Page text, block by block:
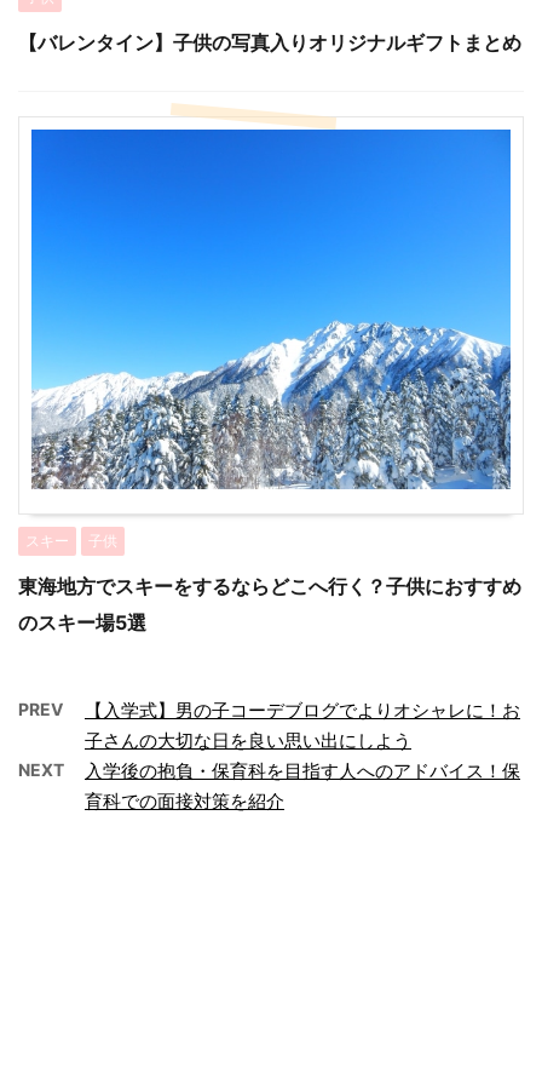
【バレンタイン】子供の写真入りオリジナルギフトまとめ
スキー 子供
東海地方でスキーをするならどこへ行く？子供におすすめ
のスキー場5選
PREV
【入学式】男の子コーデブログでよりオシャレに！お
子さんの大切な日を良い思い出にしよう
NEXT
入学後の抱負・保育科を目指す人へのアドバイス！保
育科での面接対策を紹介